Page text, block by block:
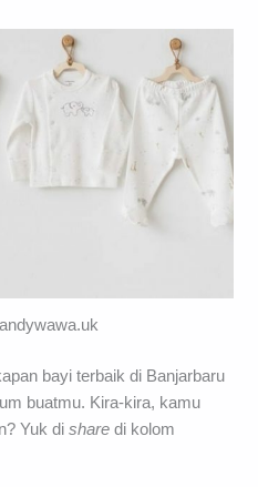
bayi terbaik di Banjarbaru
buatmu. Kira-kira, kamu
Yuk dishare di kolom